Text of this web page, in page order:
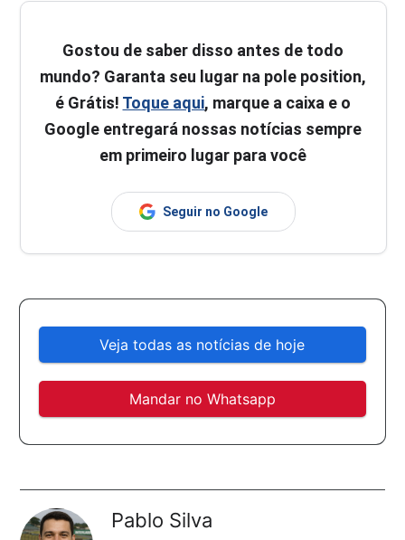
Gostou de saber disso antes de todo
mundo? Garanta seu lugar na pole position,
é Grátis! Toque aqui, marque a caixa e o
Google entregará nossas notícias sempre
em primeiro lugar para você
Seguir no Google
Veja todas as notícias de hoje
Mandar no Whatsapp
Pablo Silva